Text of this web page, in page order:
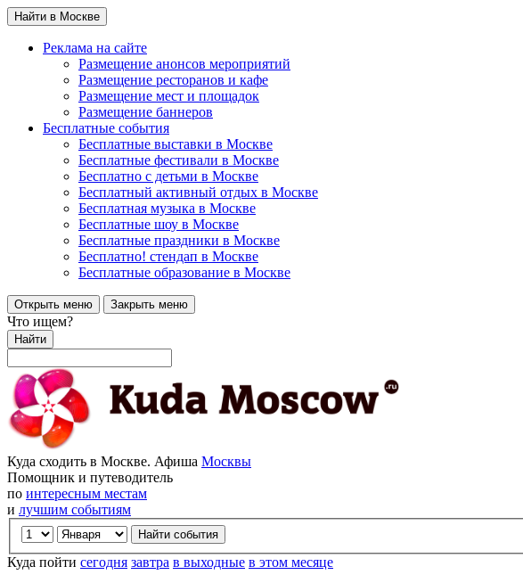
Найти в Москве
Реклама на сайте
Размещение анонсов мероприятий
Размещение ресторанов и кафе
Размещение мест и площадок
Размещение баннеров
Бесплатные события
Бесплатные выставки в Москве
Бесплатные фестивали в Москве
Бесплатно с детьми в Москве
Бесплатный активный отдых в Москве
Бесплатная музыка в Москве
Бесплатные шоу в Москве
Бесплатные праздники в Москве
Бесплатно! стендап в Москве
Бесплатные образование в Москве
Открыть меню Закрыть меню
Что ищем?
Найти
Куда сходить в Москве. Афиша Москвы
Помощник и путеводитель
по интересным местам
и лучшим событиям
Куда пойти сегодня завтра в выходные в этом месяце